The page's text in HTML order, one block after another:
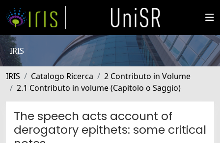
IRIS
IRIS Catalogo Ricerca
2 Contributo in Volume
2.1 Contributo in volume (Capitolo o Saggio)
The speech acts account of
derogatory epithets: some critical